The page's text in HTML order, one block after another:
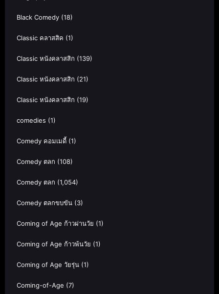
Black Comedy (18)
Classic คลาสสิค (1)
Classic หนังคลาสสิก (139)
Classic หนังคลาสสิก (21)
Classic หนังคลาสสิก (19)
comedies (1)
Comedy คอมเมดี้ (1)
Comedy ตลก (108)
Comedy ตลก (1,054)
Comedy ตลกขบขัน (3)
Coming of Age ก้าวผ่านวัย (1)
Coming of Age ก้าวพ้นวัย (1)
Coming of Age วัยรุ่น (1)
Coming-of-Age (7)